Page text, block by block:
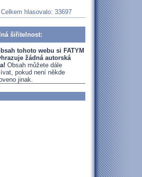
Celkem hlasovalo: 33697
šiřitelnost:
tohoto webu si FATYM
žádná autorská
Obsah můžete dále
pokud není někde
jinak.